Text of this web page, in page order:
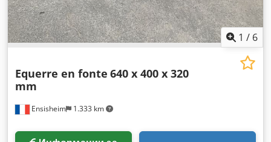
1 / 6
Ensisheim 1.333 km
Equerre en fonte 640 x 400 x 320
mm